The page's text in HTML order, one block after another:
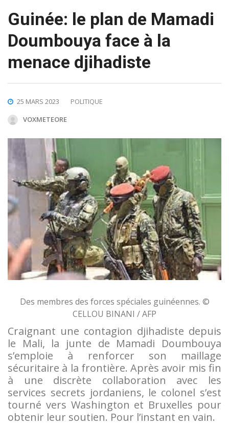
Guinée: le plan de Mamadi
Doumbouya face à la
menace djihadiste
25 MARS 2023
POLITIQUE
VOXMETEORE
Des membres des forces spéciales guinéennes. ©
CELLOU BINANI / AFP
Craignant une contagion djihadiste depuis
le Mali, la junte de Mamadi Doumbouya
s’emploie à renforcer son maillage
sécuritaire à la frontière. Après avoir mis fin
à une discrète collaboration avec les
services secrets jordaniens, le colonel s’est
tourné vers Washington et Bruxelles pour
obtenir leur soutien. Pour l’instant en vain.